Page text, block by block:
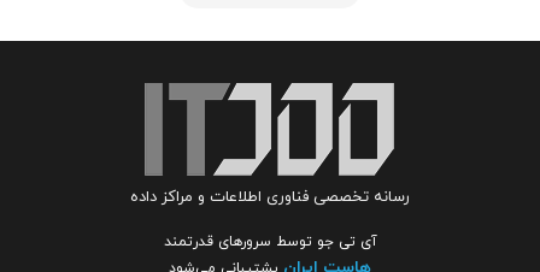
رسانه تخصصی فناوری اطلاعات و مراکز داده
آی تی جو توسط سرورهای قدرتمند